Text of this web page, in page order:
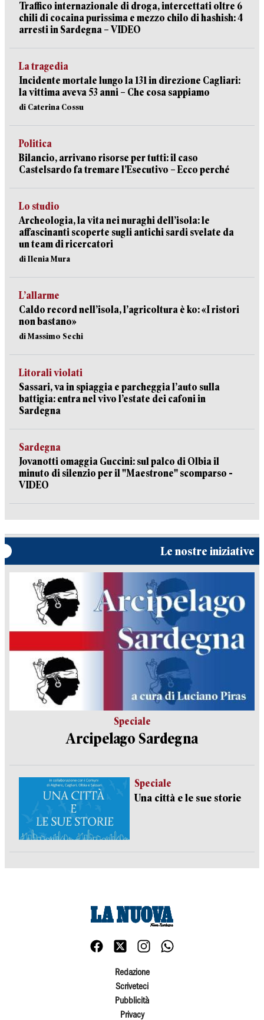
Traffico internazionale di droga, intercettati oltre 6
chili di cocaina purissima e mezzo chilo di hashish: 4
arresti in Sardegna – VIDEO
La tragedia
Incidente mortale lungo la 131 in direzione Cagliari:
la vittima aveva 53 anni – Che cosa sappiamo
di Caterina Cossu
Politica
Bilancio, arrivano risorse per tutti: il caso
Castelsardo fa tremare l’Esecutivo – Ecco perché
Lo studio
Archeologia, la vita nei nuraghi dell’isola: le
affascinanti scoperte sugli antichi sardi svelate da
un team di ricercatori
di Ilenia Mura
L’allarme
Caldo record nell’isola, l’agricoltura è ko: «I ristori
non bastano»
di Massimo Sechi
Litorali violati
Sassari, va in spiaggia e parcheggia l’auto sulla
battigia: entra nel vivo l’estate dei cafoni in
Sardegna
Sardegna
Jovanotti omaggia Guccini: sul palco di Olbia il
minuto di silenzio per il "Maestrone" scomparso -
VIDEO
Le nostre iniziative
Speciale
Arcipelago Sardegna
Speciale
Una città e le sue storie
Redazione
Scriveteci
Pubblicità
Privacy